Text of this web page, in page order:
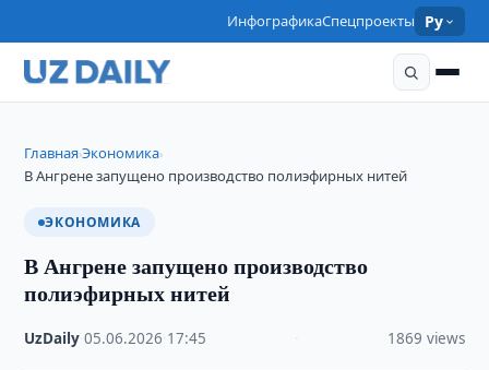
ИнфографикаСпецпроекты Ру
Главная›Экономика›
В Ангрене запущено производство полиэфирных нитей
ЭКОНОМИКА
В Ангрене запущено производство
полиэфирных нитей
UzDaily ·05.06.2026 17:45 1869 views